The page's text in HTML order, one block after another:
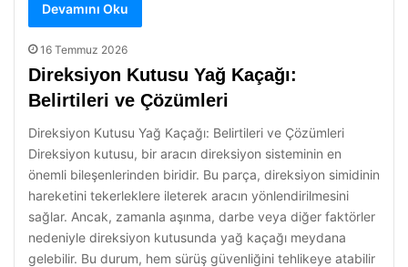
Devamını Oku
16 Temmuz 2026
Direksiyon Kutusu Yağ Kaçağı:
Belirtileri ve Çözümleri
Direksiyon Kutusu Yağ Kaçağı: Belirtileri ve Çözümleri
Direksiyon kutusu, bir aracın direksiyon sisteminin en
önemli bileşenlerinden biridir. Bu parça, direksiyon simidinin
hareketini tekerleklere ileterek aracın yönlendirilmesini
sağlar. Ancak, zamanla aşınma, darbe veya diğer faktörler
nedeniyle direksiyon kutusunda yağ kaçağı meydana
gelebilir. Bu durum, hem sürüş güvenliğini tehlikeye atabilir